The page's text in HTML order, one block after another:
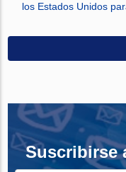
los Estados Unidos
Suscribirse